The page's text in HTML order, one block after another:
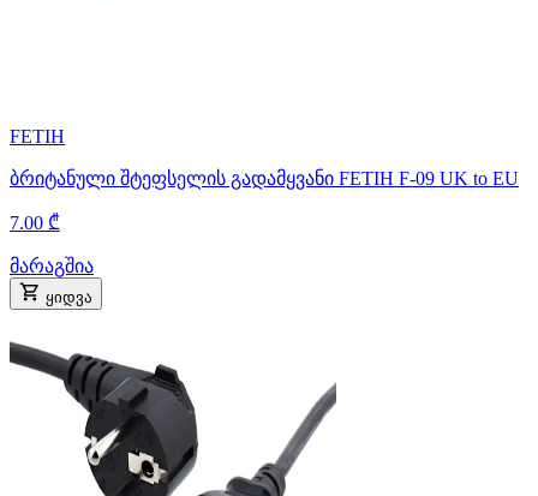
FETIH
ბრიტანული შტეფსელის გადამყვანი FETIH F-09 UK to EU
7.00 ₾
მარაგშია
ყიდვა